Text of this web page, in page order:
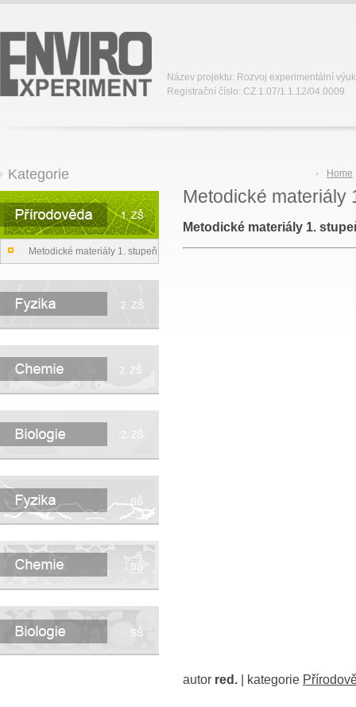
Název projektu: Rozvoj experimentální
Registrační číslo: CZ.1.07/1.1.12/04.0009
Kategorie
Metodické materiály 1. stupeň
Home
Metodické materiály
Metodické materiály 1.
autor red. | kategorie